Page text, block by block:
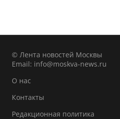
© Лента новостей Москвы
Email: info@moskva-news.ru
О нас
Контакты
Редакционная политика